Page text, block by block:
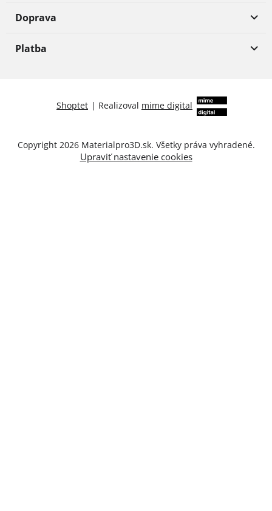
Doprava
Platba
Shoptet | Realizoval mime digital
Copyright 2026 Materialpro3D.sk. Všetky práva vyhradené.
Upraviť nastavenie cookies